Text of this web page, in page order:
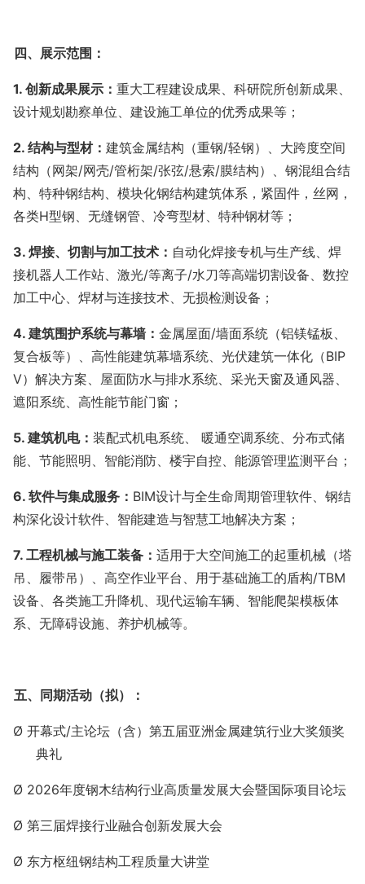
四、展示范围：
1. 创新成果展示 ： 重大工程建设成果、科研院所创新成果、
设计规划勘察单位、建设施工单位的优秀成果等；
2. 结构与型材： 建筑金属结构（重钢/轻钢）、大跨度空间
结构（网架/网壳/管桁架/张弦/悬索/膜结构）、钢混组合结
构、特种钢结构、模块化钢结构建筑体系，紧固件，丝网，
各类H型钢、无缝钢管、冷弯型材、特种钢材等；
3. 焊接、切割与加工技术： 自动化焊接专机与生产线、焊
接机器人工作站、激光/等离子/水刀等高端切割设备、数控
加工中心、焊材与连接技术、无损检测设备；
4. 建筑围护系统与幕墙： 金属屋面/墙面系统（铝镁锰板、
复合板等）、高性能建筑幕墙系统、光伏建筑一体化（BIP
V）解决方案、屋面防水与排水系统、采光天窗及通风器、
遮阳系统、高性能节能门窗；
5. 建筑机电： 装配式机电系统、 暖通空调系统、分布式储
能、节能照明、智能消防、楼宇自控、能源管理监测平台；
6. 软件与集成服务： BIM设计与全生命周期管理软件、钢结
构深化设计软件、智能建造与智慧工地解决方案；
7. 工程机械与施工装备： 适用于大空间施工的起重机械（塔
吊、履带吊）、高空作业平台、用于基础施工的盾构/TBM
设备、各类施工升降机、现代运输车辆、智能爬架模板体
系、 无障碍设施、养护机械等。
五、同期活动（拟）：
Ø 开幕式/主论坛（含）第五届亚洲金属建筑行业大奖颁奖
典礼
Ø 2026年度钢木结构行业高质量发展大会暨国际项目论坛
Ø 第三届焊接行业融合创新发展大会
Ø 东方枢纽钢结构工程质量大讲堂